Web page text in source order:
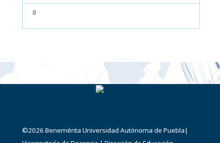
8
©2026 Benemérita Universidad Autónoma de Puebla|